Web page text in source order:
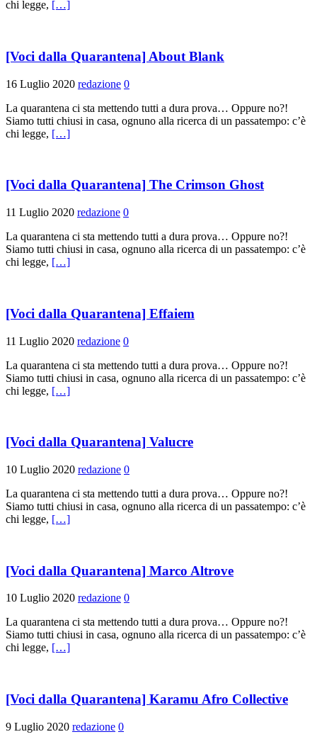
chi legge, […]
[Voci dalla Quarantena] About Blank
16 Luglio 2020 redazione 0
La quarantena ci sta mettendo tutti a dura prova… Oppure no?!
Siamo tutti chiusi in casa, ognuno alla ricerca di un passatempo: c’è
chi legge, […]
[Voci dalla Quarantena] The Crimson Ghost
11 Luglio 2020 redazione 0
La quarantena ci sta mettendo tutti a dura prova… Oppure no?!
Siamo tutti chiusi in casa, ognuno alla ricerca di un passatempo: c’è
chi legge, […]
[Voci dalla Quarantena] Effaiem
11 Luglio 2020 redazione 0
La quarantena ci sta mettendo tutti a dura prova… Oppure no?!
Siamo tutti chiusi in casa, ognuno alla ricerca di un passatempo: c’è
chi legge, […]
[Voci dalla Quarantena] Valucre
10 Luglio 2020 redazione 0
La quarantena ci sta mettendo tutti a dura prova… Oppure no?!
Siamo tutti chiusi in casa, ognuno alla ricerca di un passatempo: c’è
chi legge, […]
[Voci dalla Quarantena] Marco Altrove
10 Luglio 2020 redazione 0
La quarantena ci sta mettendo tutti a dura prova… Oppure no?!
Siamo tutti chiusi in casa, ognuno alla ricerca di un passatempo: c’è
chi legge, […]
[Voci dalla Quarantena] Karamu Afro Collective
9 Luglio 2020 redazione 0